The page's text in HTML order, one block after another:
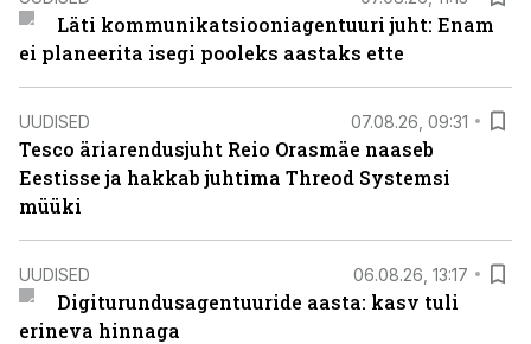
Läti kommunikatsiooniagentuuri juht: Enam
ei planeerita isegi pooleks aastaks ette
UUDISED 07.08.26, 09:31
Tesco äriarendusjuht Reio Orasmäe naaseb
Eestisse ja hakkab juhtima Threod Systemsi
müüki
UUDISED 06.08.26, 13:17
Digiturundusagentuuride aasta: kasv tuli
erineva hinnaga